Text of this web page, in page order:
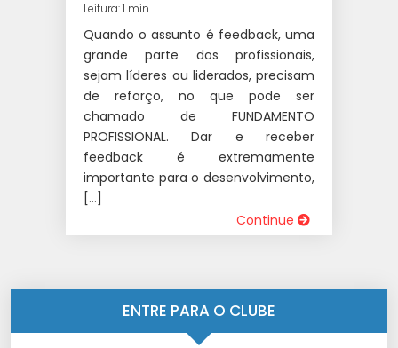
Leitura: 1 min
Quando o assunto é feedback, uma
grande parte dos profissionais,
sejam líderes ou liderados, precisam
de reforço, no que pode ser
chamado de FUNDAMENTO
PROFISSIONAL. Dar e receber
feedback é extremamente
importante para o desenvolvimento,
[…]
Continue
ENTRE PARA O CLUBE